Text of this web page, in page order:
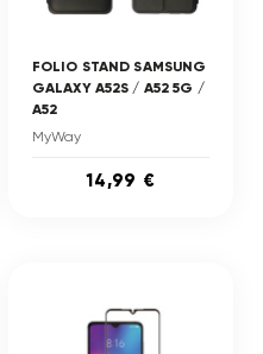
FOLIO STAND SAMSUNG
GALAXY A52S / A52 5G /
A52
MyWay
14,99 €